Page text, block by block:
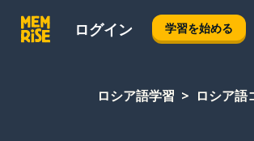
ログイン 学習を始める
ロシア語学習 ロシア語